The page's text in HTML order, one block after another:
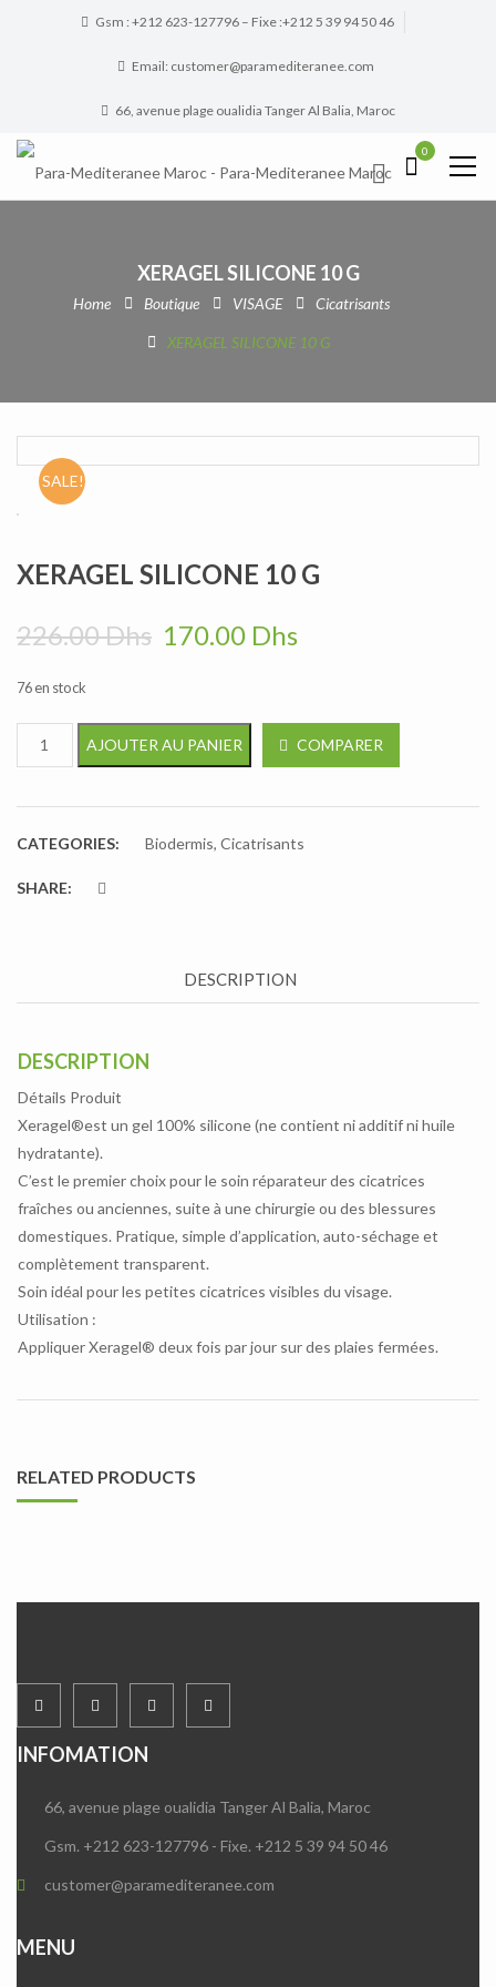
Gsm : +212 623-127796 – Fixe :+212 5 39 94 50 46
Email: customer@paramediteranee.com
66, avenue plage oualidia Tanger Al Balia, Maroc
0
XERAGEL SILICONE 10 G
Home Boutique VISAGE Cicatrisants
XERAGEL SILICONE 10 G
SALE!
XERAGEL SILICONE 10 G
226.00Dhs Le prix initial était : 226.00
170.00 Dhs
76 en stock
quantité de XERAGEL SILICONE 10 G
AJOUTER AU PANIER COMPARER
CATEGORIES: Biodermis, Cicatrisants
SHARE:
DESCRIPTION
DESCRIPTION
Détails Produit
Xeragel®est un gel 100% silicone (ne contient ni additif ni huile
hydratante).
C’est le premier choix pour le soin réparateur des cicatrices
fraîches ou anciennes, suite à une chirurgie ou des blessures
domestiques. Pratique, simple d’application, auto-séchage et
complètement transparent.
Soin idéal pour les petites cicatrices visibles du visage.
Utilisation :
Appliquer Xeragel® deux fois par jour sur des plaies fermées.
RELATED PRODUCTS
INFOMATION
66, avenue plage oualidia Tanger Al Balia, Maroc
Gsm. +212 623-127796 - Fixe. +212 5 39 94 50 46
customer@paramediteranee.com
MENU